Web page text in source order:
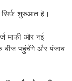
सिर्फ शुरुआत है।
माफी और नई
बीज पहुंचेंगे और पंजाब